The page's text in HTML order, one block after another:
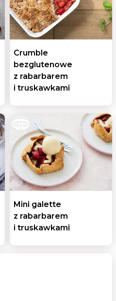
Crumble
bezglutenowe
z rabarbarem
i truskawkami
Mini galette
z rabarbarem
i truskawkami